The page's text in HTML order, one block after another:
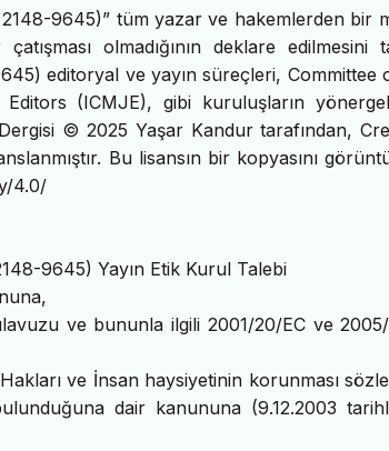
2148-9645)” tüm yazar ve hakemlerden bir
olmadığının deklare edilmesini
editoryal ve yayın süreçleri, Committee
(ICMJE), gibi kuruluşların
© 2025 Yaşar Kandur tarafından,
Bu lisansın bir kopyasını
4.0/
9645) Yayın Etik Kurul Talebi
ve bununla ilgili 2001/20/EC ve
ve İnsan haysiyetinin korunması
dair kanununa (9.12.2003 tarihli